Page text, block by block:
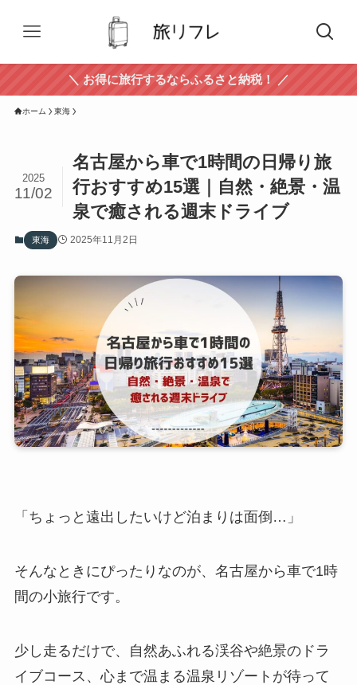
＼ お得に旅行するならふるさと納税！ ／
ホーム 東海
名古屋から車で1時間の日帰り旅
行おすすめ15選｜自然・絶景・温
泉で癒される週末ドライブ
2025
11/02
東海 2025年11月2日
「ちょっと遠出したいけど泊まりは面倒…」
そんなときにぴったりなのが、名古屋から車で1時
間の小旅行です。
少し走るだけで、自然あふれる渓谷や絶景のドラ
イブコース、心まで温まる温泉リゾートが待って